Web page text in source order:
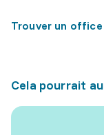
Trouver un
Cela pourrait